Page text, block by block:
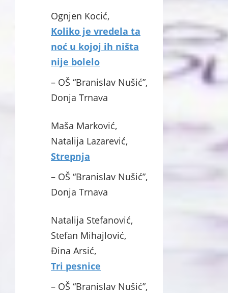
Ognjen Kocić,
Koliko je vredela ta
noć u kojoj ih ništa
nije bolelo
– OŠ “Branislav Nušić”,
Donja Trnava
Maša Marković,
Natalija Lazarević,
Strepnja
– OŠ “Branislav Nušić”,
Donja Trnava
Natalija Stefanović,
Stefan Mihajlović,
Đina Arsić,
Tri pesnice
– OŠ “Branislav Nušić”,